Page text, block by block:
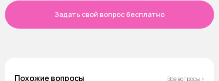
Задать свой вопрос бесплатно
Похожие вопросы Все вопросы ›